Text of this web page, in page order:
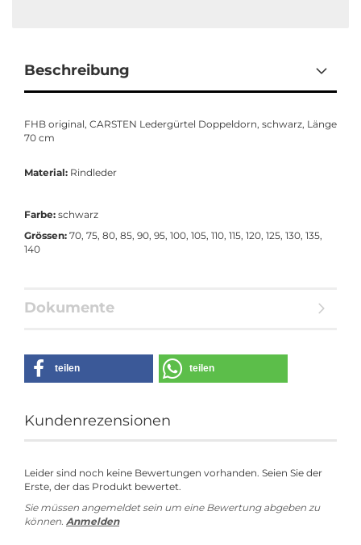
Beschreibung
FHB original, CARSTEN Ledergürtel Doppeldorn, schwarz, Länge
70 cm
Material: Rindleder
Farbe: schwarz
Grössen: 70, 75, 80, 85, 90, 95, 100, 105, 110, 115, 120, 125, 130, 135,
140
Dokumente
teilen teilen
Kundenrezensionen
Leider sind noch keine Bewertungen vorhanden. Seien Sie der
Erste, der das Produkt bewertet.
Sie müssen angemeldet sein um eine Bewertung abgeben zu
können. Anmelden